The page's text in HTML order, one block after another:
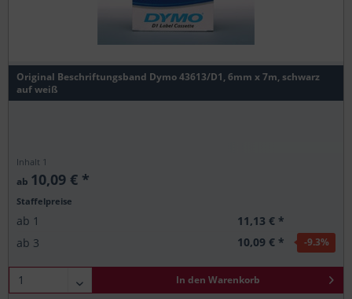
Original Beschriftungsband Dymo 43613/D1, 6mm x 7m, schwarz
auf weiß
Inhalt 1
ab 10,09 € *
Staffelpreise
ab 1
11,13 € *
ab 3 10,09 € * -9.3%
In den Warenkorb